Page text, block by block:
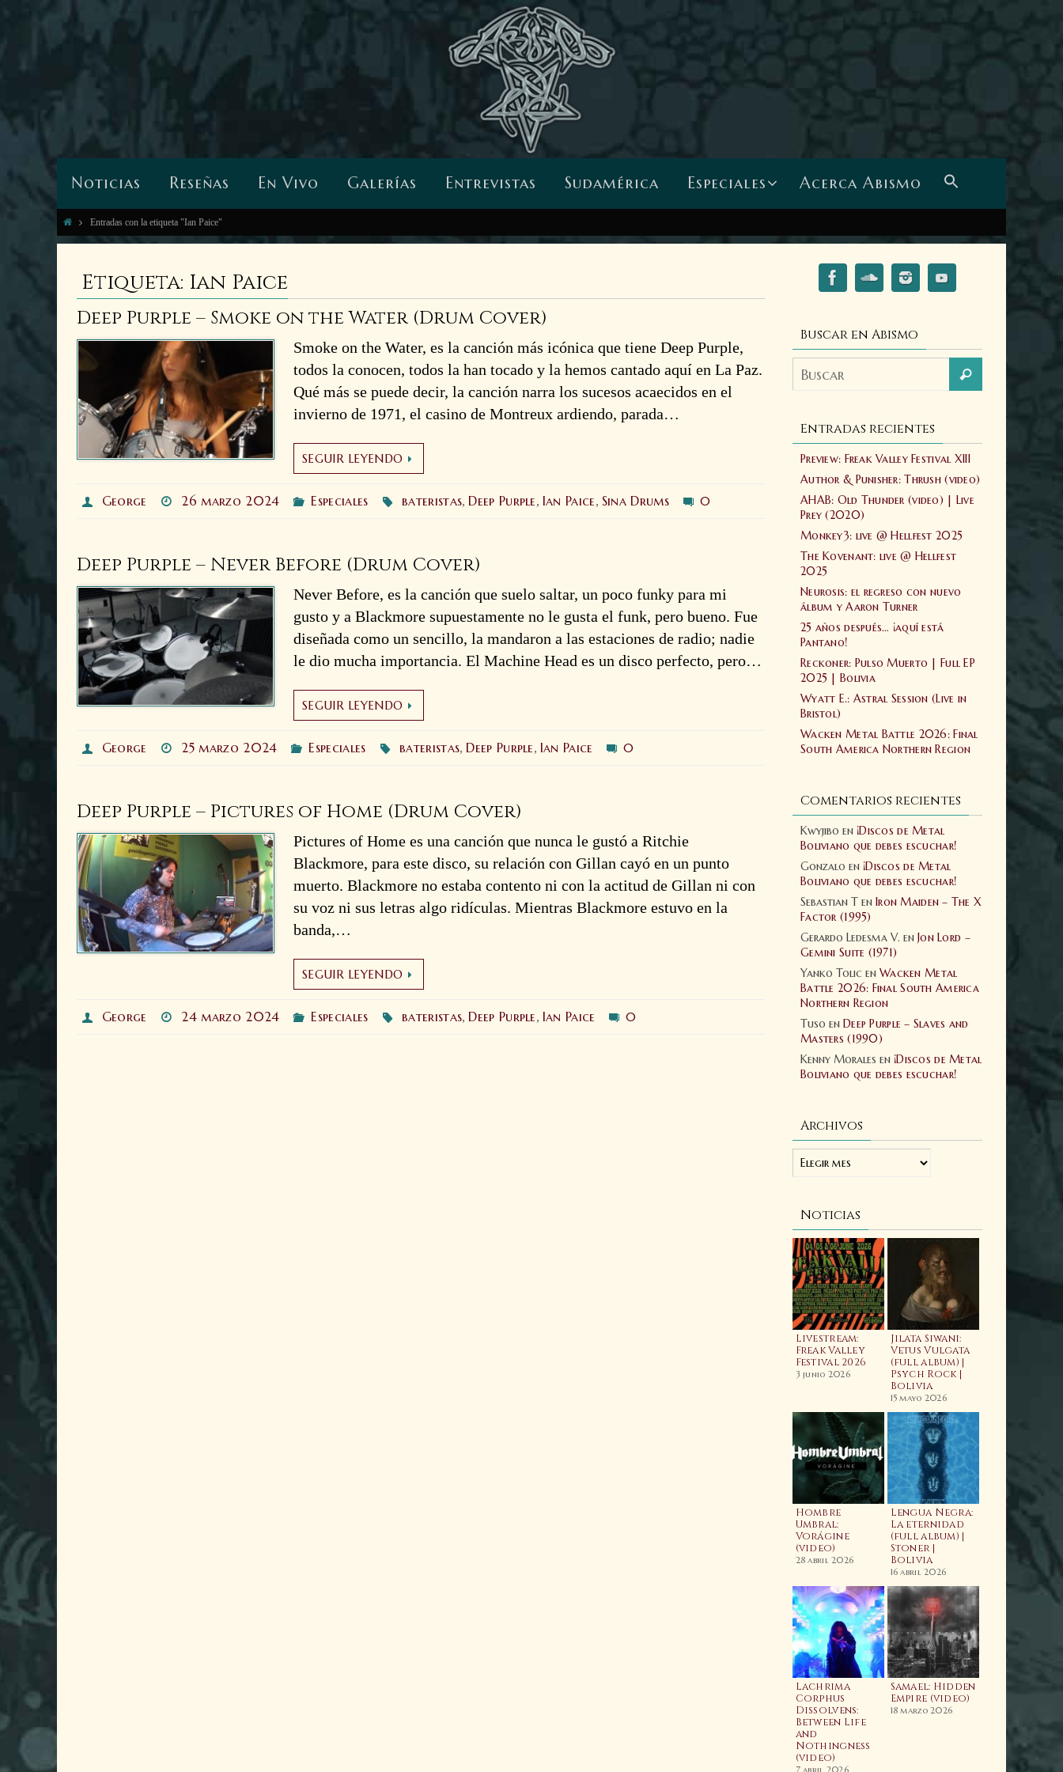
Noticias Reseñas En Vivo Galerías Entrevistas Sudamérica Especiales Acerca Abismo
Entradas con la etiqueta "Ian Paice"
Etiqueta: Ian Paice
Deep Purple – Smoke on the Water (Drum Cover)
Smoke on the Water, es la canción más icónica que tiene Deep Purple,
todos la conocen, todos la han tocado y la hemos cantado aquí en La Paz.
Qué más se puede decir, la canción narra los sucesos acaecidos en el
invierno de 1971, el casino de Montreux ardiendo, parada…
SEGUIR LEYENDO
George 26 marzo 2024 Especiales bateristas,Deep Purple, Ian Paice, Sina Drums 0
Deep Purple – Never Before (Drum Cover)
Never Before, es la canción que suelo saltar, un poco funky para mi
gusto y a Blackmore supuestamente no le gusta el funk, pero bueno. Fue
diseñada como un sencillo, la mandaron a las estaciones de radio; nadie
le dio mucha importancia. El Machine Head es un disco perfecto, pero…
SEGUIR LEYENDO
George 25 marzo 2024 Especiales bateristas,Deep Purple, Ian Paice 0
Deep Purple – Pictures of Home (Drum Cover)
Pictures of Home es una canción que nunca le gustó a Ritchie
Blackmore, para este disco, su relación con Gillan cayó en un punto
muerto. Blackmore no estaba contento ni con la actitud de Gillan ni con
su voz ni sus letras algo ridículas. Mientras Blackmore estuvo en la
banda,…
SEGUIR LEYENDO
George 24 marzo 2024 Especiales bateristas,Deep Purple, Ian Paice 0
Buscar en Abismo
Entradas recientes
Preview: Freak Valley Festival XIII
Author & Punisher: Thrush (video)
AHAB: Old Thunder (video) | Live
Prey (2020)
Monkey3: live @ Hellfest 2025
The Kovenant: live @ Hellfest
2025
Neurosis: el regreso con nuevo
álbum y Aaron Turner
25 años después… ¡aquí está
Pantano!
Reckoner: Pulso Muerto | Full EP
2025 | Bolivia
Wyatt E.: Astral Session (Live in
Bristol)
Wacken Metal Battle 2026: Final
South America Northern Region
Comentarios recientes
Kwyjibo en ¡Discos de Metal
Boliviano que debes escuchar!
Gonzalo en ¡Discos de Metal
Boliviano que debes escuchar!
Sebastian T en Iron Maiden – The X
Factor (1995)
Gerardo Ledesma V. en Jon Lord –
Gemini Suite (1971)
Yanko Tolic en Wacken Metal
Battle 2026: Final South America
Northern Region
Tuso en Deep Purple – Slaves and
Masters (1990)
Kenny Morales en ¡Discos de Metal
Boliviano que debes escuchar!
Archivos
Noticias
Livestream:
Freak Valley
Festival 2026
3 junio 2026
Jilata Siwani:
Vetus Vulgata
(full album) |
Psych Rock |
Bolivia
15 mayo 2026
Hombre
Umbral:
Vorágine
(video)
28 abril 2026
Lengua Negra:
La eternidad
(full album) |
Stoner |
Bolivia
16 abril 2026
Lachrima
Corphus
Dissolvens:
Between Life
and
Nothingness
(video)
7 abril 2026
Samael: Hidden
Empire (video)
18 marzo 2026
Battle 2026:
BOLIVIA |
Nacional
The Psychic
Vampire
Video) |